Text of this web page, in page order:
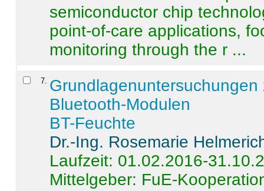
semiconductor chip
point-of-care applications,
monitoring through the r ...
7
Bluetooth-Modulen
BT-Feuchte
Dr.-Ing. Rosemarie
Laufzeit: 01.02.2016-
Mittelgeber: FuE-